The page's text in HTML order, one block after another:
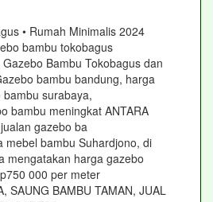
• Rumah Minimalis 2024
bambu tokobagus
Bambu Tokobagus dan
bambu bandung, harga
surabaya,
bambu meningkat ANTARA
gazebo ba
mebel bambu Suhardjono, di
mengatakan harga gazebo
000 per meter
SAUNG BAMBU TAMAN, JUAL